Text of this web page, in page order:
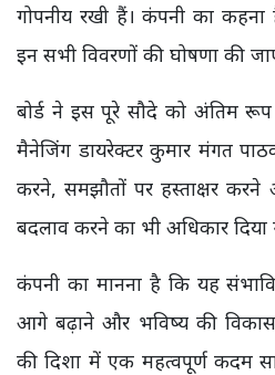
गोपनीय रखी हैं। कंपनी का कहना
इन सभी विवरणों की घोषणा की
बोर्ड ने इस पूरे सौदे को अंतिम
मैनेजिंग डायरेक्टर कुमार मंगत
करने, समझौतों पर हस्ताक्षर
बदलाव करने का भी अधिकार दिया
कंपनी का मानना है कि यह
आगे बढ़ाने और भविष्य की
की दिशा में एक महत्वपूर्ण कदम